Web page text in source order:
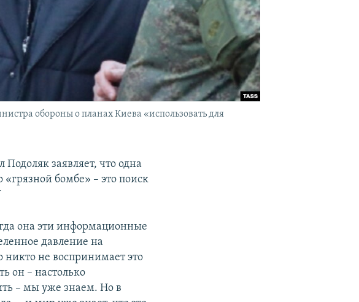
обороны о планах Киева «использовать для
заявляет, что одна
бомбе» – это поиск
она эти информационные
давление на
не воспринимает это
он – настолько
– мы уже знаем. Но в